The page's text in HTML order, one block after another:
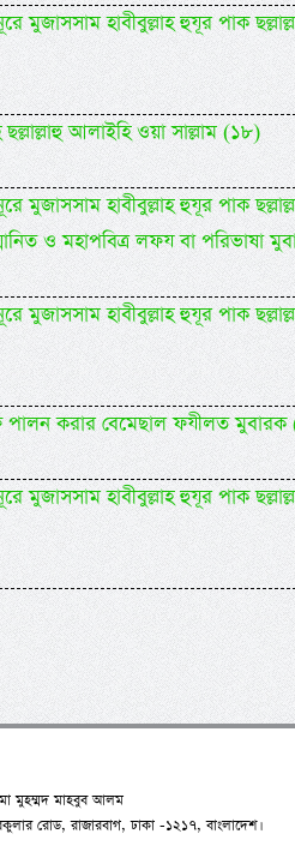
মুজাসসাম হাবীবুল্লাহ হুযূর পাক
আলাইহি ওয়া সাল্লাম (১৮)
মুজাসসাম হাবীবুল্লাহ হুযূর পাক
ও মহাপবিত্র লফয বা পরিভাষা
মুজাসসাম হাবীবুল্লাহ হুযূর পাক
পালন করার বেমেছাল ফযীলত
মুজাসসাম হাবীবুল্লাহ হুযূর পাক
মুহম্মদ মাহবুব আলম
রোড, রাজারবাগ, ঢাকা -১২১৭, বাংলাদেশ।